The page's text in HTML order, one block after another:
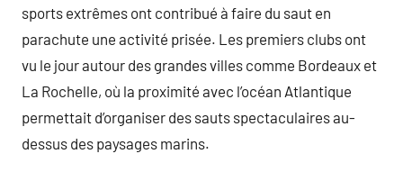
sports extrêmes ont contribué à faire du saut en
parachute une activité prisée. Les premiers clubs ont
vu le jour autour des grandes villes comme Bordeaux et
La Rochelle, où la proximité avec l’océan Atlantique
permettait d’organiser des sauts spectaculaires au-
dessus des paysages marins.